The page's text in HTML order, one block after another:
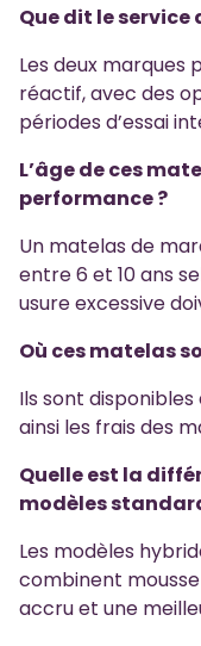
Que dit le service
Les deux marques
réactif, avec des
périodes d’essai
L’âge de ces
performance ?
Un matelas de
entre 6 et 10 ans
usure excessive
Où ces matelas
Ils sont
ainsi les frais des
Quelle est la
modèles
Les modèles
combinent
accru et une